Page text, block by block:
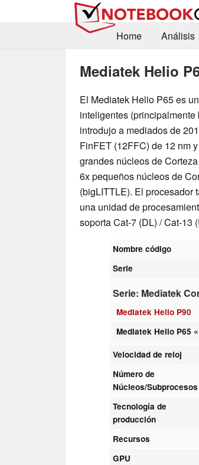
Home
Análisis
Mediatek Helio
El Mediatek Helio P65 es
inteligentes
introdujo a mediados de
FinFET (12FFC) de 12 nm
grandes núcleos de
6x pequeños núcleos de
(bigLITTLE). El procesador
una unidad de
soporta Cat-7 (DL) / Cat-13
Nombre código
Serie
Serie: Mediatek
Mediatek Helio P90
Mediatek Helio P65 «
Velocidad de reloj
Número de
Núcleos/Subprocesos
Tecnología de
producción
Recursos
GPU